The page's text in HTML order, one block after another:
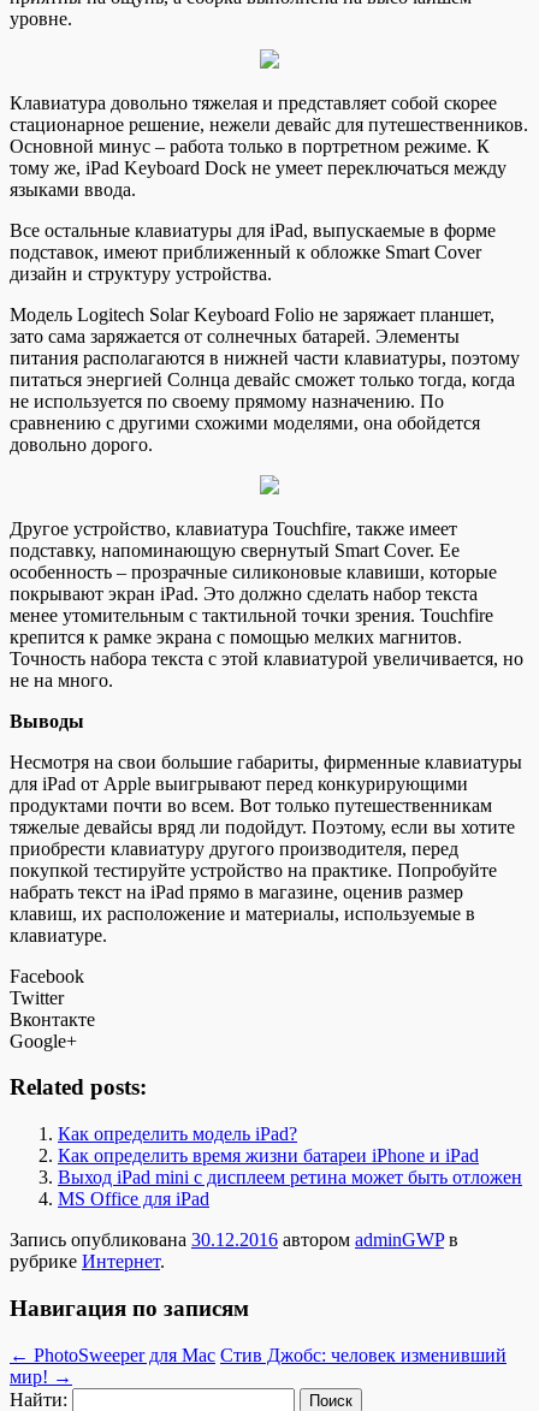
уровне.
Клавиатура довольно тяжелая и представляет собой скорее
стационарное решение, нежели девайс для путешественников.
Основной минус – работа только в портретном режиме. К
тому же, iPad Keyboard Dock не умеет переключаться между
языками ввода.
Все остальные клавиатуры для iPad, выпускаемые в форме
подставок, имеют приближенный к обложке Smart Cover
дизайн и структуру устройства.
Модель Logitech Solar Keyboard Folio не заряжает планшет,
зато сама заряжается от солнечных батарей. Элементы
питания располагаются в нижней части клавиатуры, поэтому
питаться энергией Солнца девайс сможет только тогда, когда
не используется по своему прямому назначению. По
сравнению с другими схожими моделями, она обойдется
довольно дорого.
Другое устройство, клавиатура Touchfire, также имеет
подставку, напоминающую свернутый Smart Cover. Ее
особенность – прозрачные силиконовые клавиши, которые
покрывают экран iPad. Это должно сделать набор текста
менее утомительным с тактильной точки зрения. Touchfire
крепится к рамке экрана с помощью мелких магнитов.
Точность набора текста с этой клавиатурой увеличивается, но
не на много.
Выводы
Несмотря на свои большие габариты, фирменные клавиатуры
для iPad от Apple выигрывают перед конкурирующими
продуктами почти во всем. Вот только путешественникам
тяжелые девайсы вряд ли подойдут. Поэтому, если вы хотите
приобрести клавиатуру другого производителя, перед
покупкой тестируйте устройство на практике. Попробуйте
набрать текст на iPad прямо в магазине, оценив размер
клавиш, их расположение и материалы, используемые в
клавиатуре.
Facebook
Twitter
Вконтакте
Google+
Related posts:
Как определить модель iPad?
Как определить время жизни батареи iPhone и iPad
Выход iPad mini с дисплеем ретина может быть отложен
MS Office для iPad
Запись опубликована 30.12.2016 автором adminGWPв
рубрике Интернет.
Навигация по записям
← PhotoSweeper для Mac Стив Джобс: человек изменивший
мир! →
Найти: